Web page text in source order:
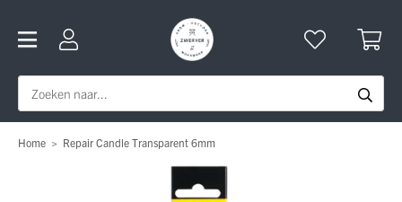
Home > Repair Candle Transparent 6mm